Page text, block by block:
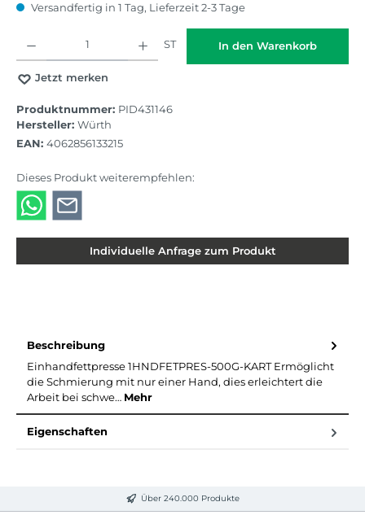
Versandfertig in 1 Tag, Lieferzeit 2-3 Tage
ST In den Warenkorb
Jetzt merken
Produktnummer: PID431146
Hersteller: Würth
EAN: 4062856133215
Dieses Produkt weiterempfehlen:
Individuelle Anfrage zum Produkt
Beschreibung
Einhandfettpresse 1HNDFETPRES-500G-KART Ermöglicht
die Schmierung mit nur einer Hand, dies erleichtert die
Arbeit bei schwe… Mehr
Eigenschaften
Über 240.000 Produkte